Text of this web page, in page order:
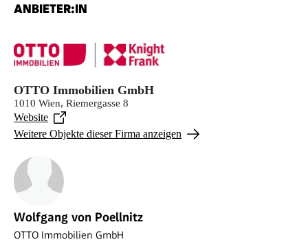
ANBIETER:IN
OTTO Immobilien GmbH
1010 Wien, Riemergasse 8
Website
Weitere Objekte dieser Firma anzeigen
Wolfgang von Poellnitz
OTTO Immobilien GmbH